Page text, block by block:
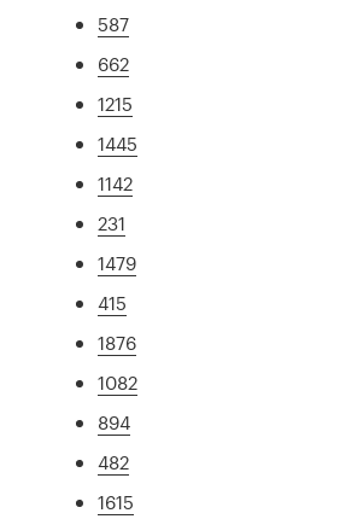
587
662
1215
1445
1142
231
1479
415
1876
1082
894
482
1615